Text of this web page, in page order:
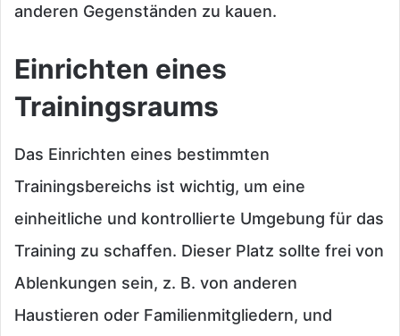
anderen Gegenständen zu kauen.
Einrichten eines
Trainingsraums
Das Einrichten eines bestimmten
Trainingsbereichs ist wichtig, um eine
einheitliche und kontrollierte Umgebung für das
Training zu schaffen. Dieser Platz sollte frei von
Ablenkungen sein, z. B. von anderen
Haustieren oder Familienmitgliedern, und